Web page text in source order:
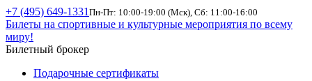
+7 (495) 649-1331 Пн-Пт: 10:00-19:00 (Мск), Сб: 11:00-16:00
Билеты на спортивные и культурные мероприятия по всему
миру!
Билетный брокер
Подарочные сертификаты